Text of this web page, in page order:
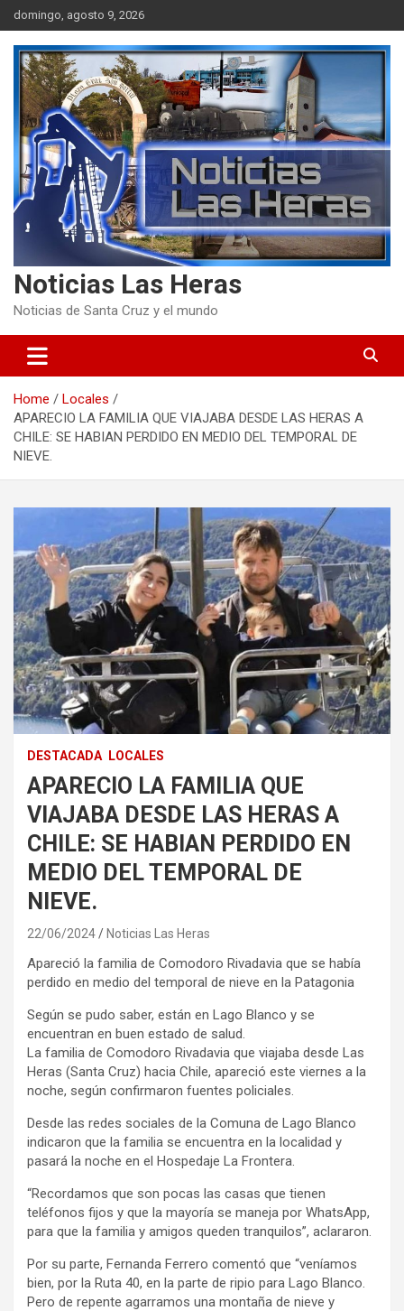
Skip
to
content
domingo, agosto 9, 2026
Noticias Las Heras
Noticias de Santa Cruz y el mundo
Home
Locales
APARECIO LA FAMILIA QUE VIAJABA DESDE LAS HERAS A
CHILE: SE HABIAN PERDIDO EN MEDIO DEL TEMPORAL DE
NIEVE.
DESTACADA LOCALES
APARECIO LA FAMILIA QUE
VIAJABA DESDE LAS HERAS A
CHILE: SE HABIAN PERDIDO EN
MEDIO DEL TEMPORAL DE
NIEVE.
22/06/2024 Noticias Las Heras
Apareció la familia de Comodoro Rivadavia que se había
perdido en medio del temporal de nieve en la Patagonia
Según se pudo saber, están en Lago Blanco y se
encuentran en buen estado de salud.
La familia de Comodoro Rivadavia que viajaba desde Las
Heras (Santa Cruz) hacia Chile, apareció este viernes a la
noche, según confirmaron fuentes policiales.
Desde las redes sociales de la Comuna de Lago Blanco
indicaron que la familia se encuentra en la localidad y
pasará la noche en el Hospedaje La Frontera.
“Recordamos que son pocas las casas que tienen
teléfonos fijos y que la mayoría se maneja por WhatsApp,
para que la familia y amigos queden tranquilos”, aclararon.
Por su parte, Fernanda Ferrero comentó que “veníamos
bien, por la Ruta 40, en la parte de ripio para Lago Blanco.
Pero de repente agarramos una montaña de nieve y